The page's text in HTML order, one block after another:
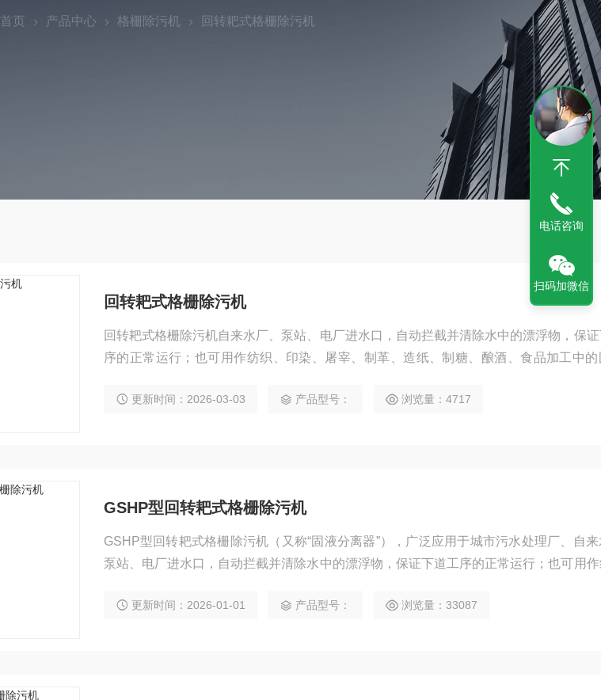
首页 产品中心 格栅除污机 回转耙式格栅除污机
回转耙式格栅除污机
回转耙式格栅除污机自来水厂、泵站、电厂进水口，自动拦截并清除水中的漂浮物，保
序的正常运行；也可用作纺织、印染、屠宰、制革、造纸、制糖、酿酒、食品加工中
更新时间：2026-03-03 产品型号： 浏览量：4717
GSHP型回转耙式格栅除污机
GSHP型回转耙式格栅除污机（又称“固液分离器”），广泛应用于城市污水处理厂、自
泵站、电厂进水口，自动拦截并清除水中的漂浮物，保证下道工序的正常运行；也可用
更新时间：2026-01-01 产品型号： 浏览量：33087
电话咨询
扫码加微信